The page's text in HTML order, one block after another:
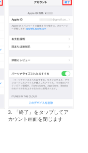
3. 「終了」をタップしてア
カウント画面を閉じます